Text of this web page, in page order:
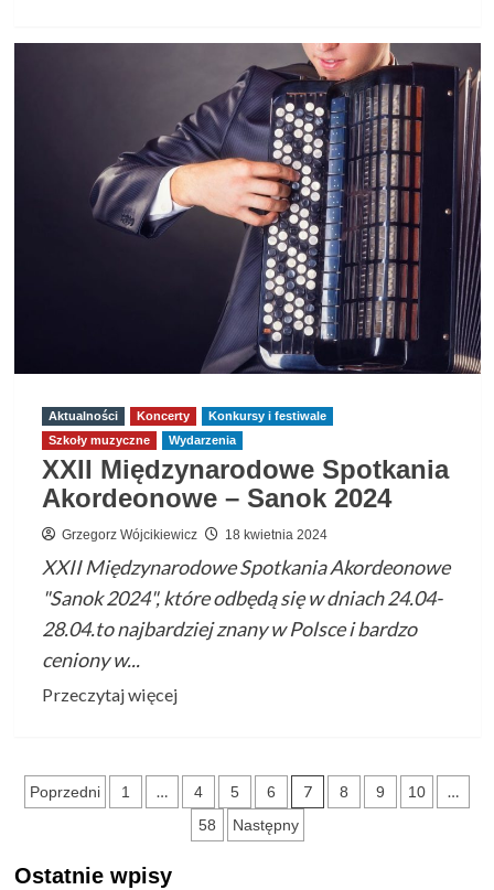
o
tańca
„Tanecznym
krokiem”
Aktualności Koncerty
Konkursy i festiwale
Szkoły muzyczne
Wydarzenia
XXII Międzynarodowe Spotkania
Akordeonowe – Sanok 2024
Grzegorz Wójcikiewicz 18 kwietnia 2024
XXII Międzynarodowe Spotkania Akordeonowe
"Sanok 2024", które odbędą się w dniach 24.04-
28.04.to najbardziej znany w Polsce i bardzo
ceniony w...
Przeczytaj więcejPrzeczytaj
XXII
Międzynarodowe
Spotkania
Stronicowanie
Poprzedni 1 … 4 5 6 7 8 9 10 …
58 Następny
Ostatnie wpisy